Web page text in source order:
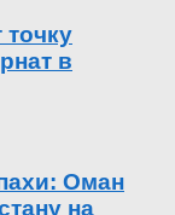
точку
в
Оман
на